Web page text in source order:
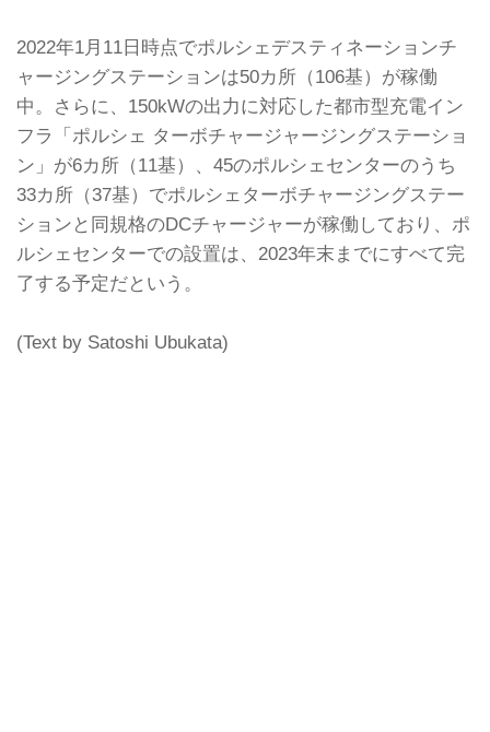
2022年1月11日時点でポルシェデスティネーションチ
ャージングステーションは50カ所（106基）が稼働
中。さらに、150kWの出力に対応した都市型充電イン
フラ「ポルシェ ターボチャージャージングステーショ
ン」が6カ所（11基）、45のポルシェセンターのうち
33カ所（37基）でポルシェターボチャージングステー
ションと同規格のDCチャージャーが稼働しており、ポ
ルシェセンターでの設置は、2023年末までにすべて完
了する予定だという。
(Text by Satoshi Ubukata)